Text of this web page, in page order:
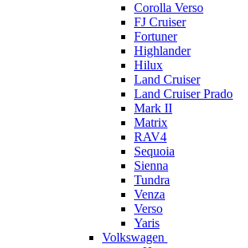
Corolla Verso
FJ Cruiser
Fortuner
Highlander
Hilux
Land Cruiser
Land Cruiser Prado
Mark II
Matrix
RAV4
Sequoia
Sienna
Tundra
Venza
Verso
Yaris
Volkswagen